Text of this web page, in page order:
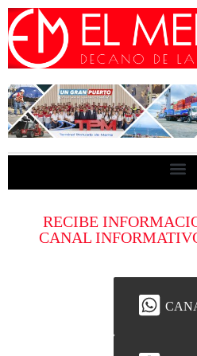
RECIBE
CANAL